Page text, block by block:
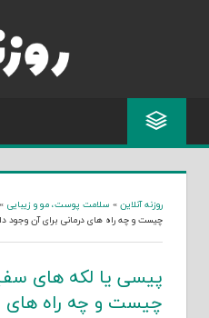
روزنه آنلاین » سلامت پوست، مو و زیبایی »
چیست و چه راه های درمانی برای آن وجود
پیسی یا لکه های
چیست و چه راه های